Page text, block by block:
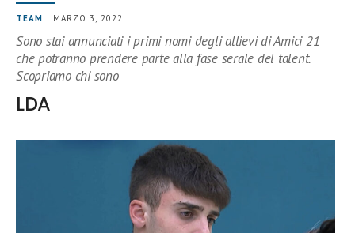
TEAM | MARZO 3, 2022
Sono stai annunciati i primi nomi degli allievi di Amici 21
che potranno prendere parte alla fase serale del talent.
Scopriamo chi sono
LDA